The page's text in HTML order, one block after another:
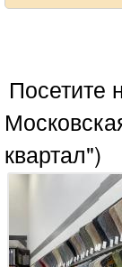
Посетите
квартал")